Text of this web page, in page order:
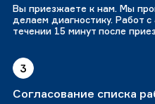
Вы приезжаете к нам. Мы
делаем диагностику. Работ
течении 15 минут после
3
Согласование списка